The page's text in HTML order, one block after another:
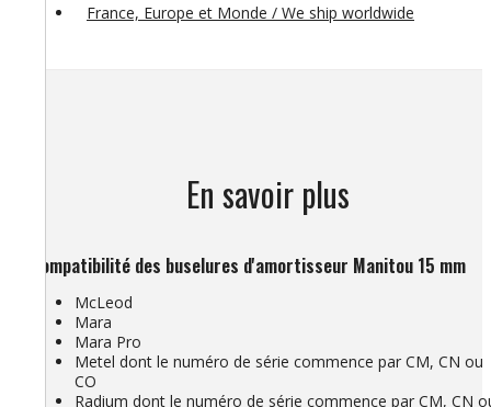
France, Europe et Monde / We ship worldwide
En savoir plus
Compatibilité des buselures d'amortisseur Manitou 15 mm
McLeod
Mara
Mara Pro
Metel dont le numéro de série commence par CM, CN ou
CO
Radium dont le numéro de série commence par CM, CN